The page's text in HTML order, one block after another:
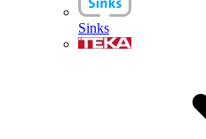
Sinks